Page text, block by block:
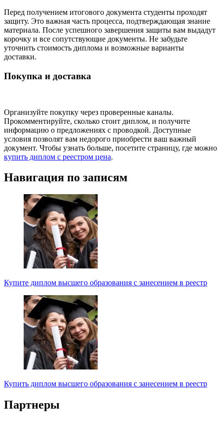
Перед получением итогового документа студенты проходят
защиту. Это важная часть процесса, подтверждающая знание
материала. После успешного завершения защиты вам выдадут
корочку и все сопутствующие документы. Не забудьте
уточнить стоимость диплома и возможные варианты
доставки.
Покупка и доставка
Организуйте покупку через проверенные каналы.
Прокомментируйте, сколько стоит диплом, и получите
информацию о предложениях с проводкой. Доступные
условия позволят вам недорого приобрести ваш важный
документ. Чтобы узнать больше, посетите страницу, где можно
купить диплом с реестром цена.
Навигация по записям
Купите диплом высшего образования с занесением в реестр
Купить диплом высшего образования с занесением в реестр
Партнеры